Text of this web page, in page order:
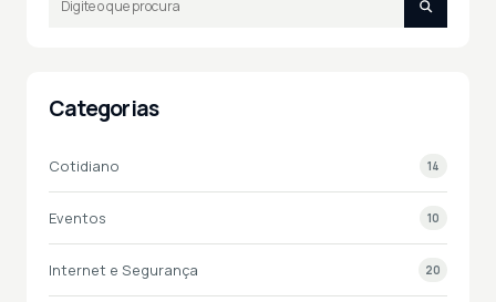
Categorias
Cotidiano 14
Eventos 10
Internet e Segurança 20